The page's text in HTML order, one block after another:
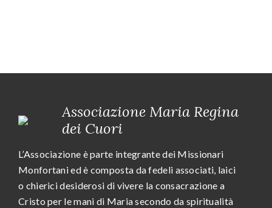
Associazione Maria Regina
dei Cuori
L’Associazione è parte integrante dei Missionari
Monfortani ed è composta da fedeli associati, laici
o chierici desiderosi di vivere la consacrazione a
Cristo per le mani di Maria secondo da spiritualità